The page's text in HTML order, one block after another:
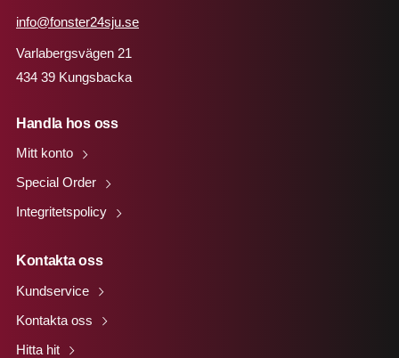
info@fonster24sju.se
Varlabergsvägen 21
434 39 Kungsbacka
Handla hos oss
Mitt konto
Special Order
Integritetspolicy
Kontakta oss
Kundservice
Kontakta oss
Hitta hit